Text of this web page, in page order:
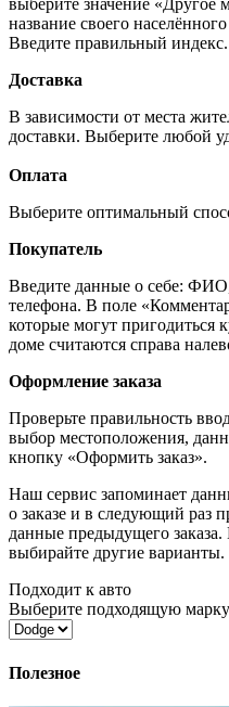
выберите значение
название своего
Введите правильный индекс.
Доставка
В зависимости от места
доставки. Выберите любой
Оплата
Выберите оптимальный
Покупатель
Введите данные о себе:
телефона. В поле
которые могут пригодиться
доме считаются справа
Оформление заказа
Проверьте правильность
выбор местоположения,
кнопку «Оформить заказ».
Наш сервис запоминает
о заказе и в следующий раз
данные предыдущего
выбирайте другие варианты.
Подходит к авто
Выберите подходящую
Полезное